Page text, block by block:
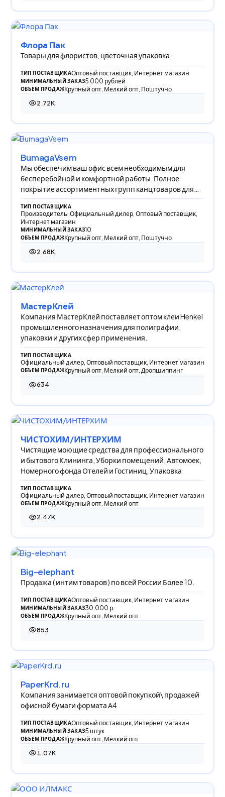
Флора Пак
Товары для флористов, цветочная упаковка
ТИП ПОСТАВЩИКАОптовый поставщик, Интернет магазин
МИНИМАЛЬНЫЙ ЗАКАЗ5 000 рублей
ОБЪЕМ ПРОДАЖКрупный опт, Мелкий опт, Поштучно
2.72K
2 715 просмотров
BumagaVsem
Мы обеспечим ваш офис всем необходимым для
бесперебойной и комфортной работы. Полное
покрытие ассортиментных групп канцтоваров для
офиса.
ТИП ПОСТАВЩИКА
Производитель, Официальный дилер, Оптовый поставщик,
Интернет магазин
МИНИМАЛЬНЫЙ ЗАКАЗ10
ОБЪЕМ ПРОДАЖКрупный опт, Мелкий опт, Поштучно
2.68K
2 681 просмотр
МастерКлей
Компания МастерКлей поставляет оптом клеи Henkel
промышленного назначения для полиграфии,
упаковки и других сфер применения.
ТИП ПОСТАВЩИКА
Официальный дилер, Оптовый поставщик, Интернет магазин
ОБЪЕМ ПРОДАЖКрупный опт, Мелкий опт, Дропшиппинг
634
634 просмотра
ЧИСТОХИМ/ИНТЕРХИМ
Чистящие моющие средства для профессионального
и бытового Клининга, Уборки помещений, Автомоек,
Номерного фонда Отелей и Гостиниц, Упаковка
ТИП ПОСТАВЩИКА
Официальный дилер, Оптовый поставщик, Интернет магазин
ОБЪЕМ ПРОДАЖКрупный опт, Мелкий опт
2.47K
2 471 просмотр
Big-elephant
Продажа ( интим товаров ) по всей России Более 10.
ТИП ПОСТАВЩИКАОптовый поставщик, Интернет магазин
МИНИМАЛЬНЫЙ ЗАКАЗ30.000 р.
ОБЪЕМ ПРОДАЖКрупный опт, Мелкий опт
853
853 просмотра
PaperKrd.ru
Компания занимается оптовой покупкой\ продажей
офисной бумаги формата А4
ТИП ПОСТАВЩИКАОптовый поставщик, Интернет магазин
МИНИМАЛЬНЫЙ ЗАКАЗ5 штук
ОБЪЕМ ПРОДАЖКрупный опт, Мелкий опт
1.07K
1 072 просмотра